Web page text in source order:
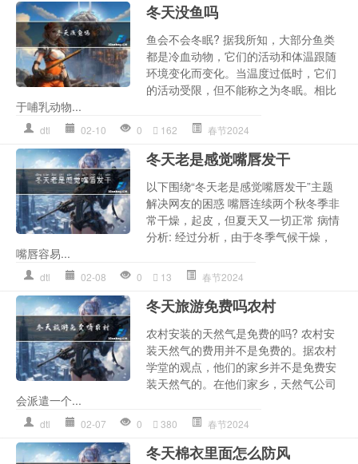
冬天没鱼吗
鱼会不会冬眠? 据我所知，大部分鱼类
都是冷血动物，它们的活动和体温跟随
环境变化而变化。当温度过低时，它们
的活动受限，但不能称之为冬眠。相比
于哺乳动物...
dtl 02-10 0 162 春节2024
冬天老是感觉嘴唇发干
以下围绕“冬天老是感觉嘴唇发干”主题
解决网友的困惑 嘴唇连续两个秋冬季非
常干燥，起皮，但夏天又一切正常 病情
分析: 经过分析，由于冬季气候干燥，
嘴唇容易...
dtl 02-08 0 13 春节2024
冬天旅游免费吗农村
农村安装的天然气是免费的吗? 农村安
装天然气的费用并不是免费的。据农村
学堂的观点，他们的家乡并不是免费安
装天然气的。在他们家乡，天然气公司
会派遣一个...
dtl 02-07 0 380 春节2024
冬天棉衣里面怎么防风